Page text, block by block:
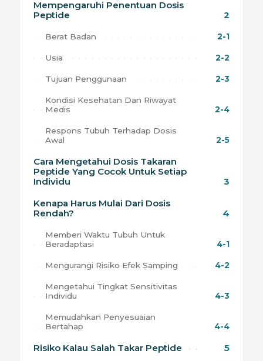
Mempengaruhi Penentuan Dosis
Peptide
2
Berat Badan 2-1
Usia 2-2
Tujuan Penggunaan 2-3
Kondisi Kesehatan Dan Riwayat
Medis
2-4
Respons Tubuh Terhadap Dosis
Awal
2-5
Cara Mengetahui Dosis Takaran
Peptide Yang Cocok Untuk Setiap
Individu
3
Kenapa Harus Mulai Dari Dosis
Rendah?
4
Memberi Waktu Tubuh Untuk
Beradaptasi
4-1
Mengurangi Risiko Efek Samping 4-2
Mengetahui Tingkat Sensitivitas
Individu
4-3
Memudahkan Penyesuaian
Bertahap
4-4
Risiko Kalau Salah Takar Peptide 5